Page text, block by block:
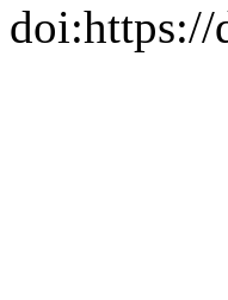
doi:https://